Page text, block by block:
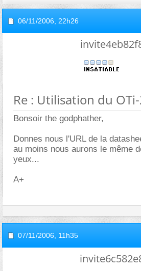
06/11/2006, 22h26
Re : Utilisation du
Bonsoir the godphather,
Donnes nous l'URL de la
au moins nous aurons le même
yeux...
A+
07/11/2006, 11h35